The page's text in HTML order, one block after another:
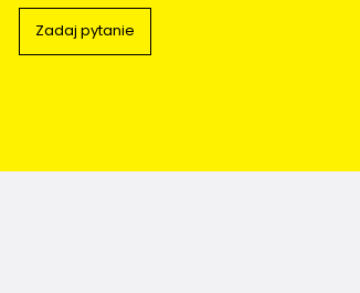
Zadaj pytanie